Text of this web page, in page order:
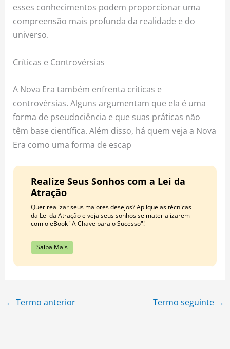
esses conhecimentos podem proporcionar uma
compreensão mais profunda da realidade e do
universo.
Críticas e Controvérsias
A Nova Era também enfrenta críticas e
controvérsias. Alguns argumentam que ela é uma
forma de pseudociência e que suas práticas não
têm base científica. Além disso, há quem veja a Nova
Era como uma forma de escap
Realize Seus Sonhos com a Lei da
Atração
Quer realizar seus maiores desejos? Aplique as técnicas
da Lei da Atração e veja seus sonhos se materializarem
com o eBook "A Chave para o Sucesso"!
Saiba Mais
← Termo anterior Termo seguinte →